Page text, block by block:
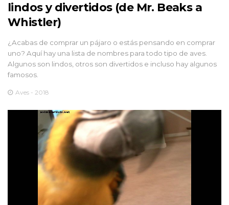
lindos y divertidos (de Mr. Beaks a
Whistler)
¿Acabas de comprar un pájaro o estás pensando en comprar
uno? Aquí hay una lista de nombres para todo tipo de aves.
Algunos son lindos, otros son divertidos e incluso hay algunos
famosos.
Aves - 2018